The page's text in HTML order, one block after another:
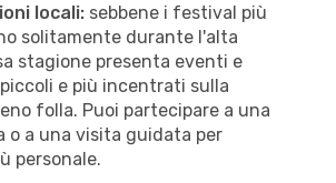
locali: sebbene i festival più
solitamente durante l'alta
stagione presenta eventi e
e più incentrati sulla
folla. Puoi partecipare a una
o a una visita guidata per
personale.